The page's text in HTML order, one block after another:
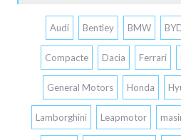
Audi Bentley BMW
Compacte Dacia Ferrari
General Motors Honda
Lamborghini Leapmotor